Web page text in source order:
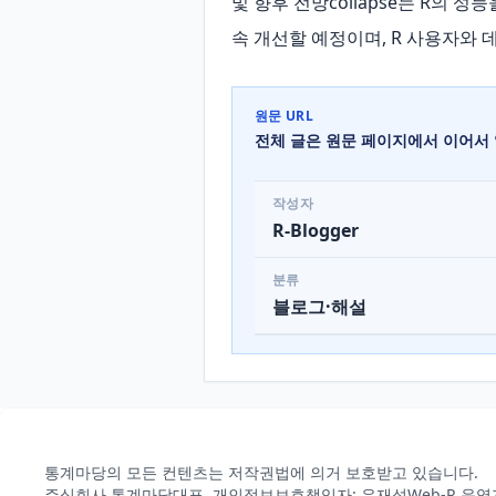
속 개선할 예정이며, R 사용자와
원문 URL
전체 글은 원문 페이지에서 이어
작성자
R-Blogger
분류
블로그·해설
통계마당의 모든 컨텐츠는 저작권법에 의거 보호받고 있습니다.